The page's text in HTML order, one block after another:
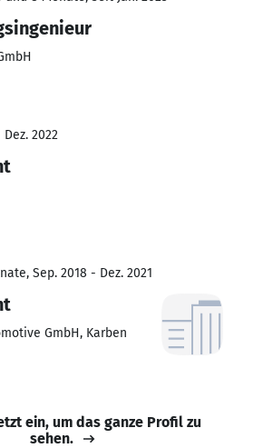
Dez. 2022
Sep. 2018 - Dez. 2021
GmbH, Karben
ein, um das ganze Profil zu
sehen.